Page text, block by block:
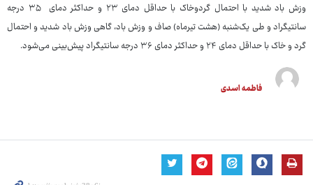
وزش باد شدید با احتمال گردوخاک با حداقل دمای ۲۳ و حداکثر دمای ۳۵ درجه
سانتیگراد و طی یک‌شنبه ‌(هشت تیرماه) صاف و وزش باد، گاهی وزش باد شدید و احتمال
گرد و خاک با حداقل دمای ۲۴ و حداکثر دمای ۳۶ درجه سانتیگراد پیش‌بینی می‌شود.
فاطمه اسدی